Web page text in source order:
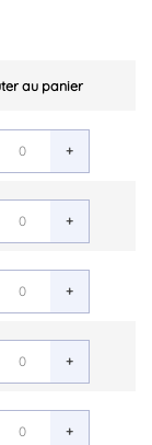
au panier
+
+
+
+
+